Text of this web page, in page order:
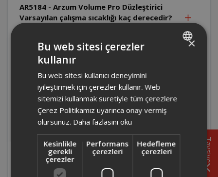
AR5184 - Arzum Volume Pro Düzleştirici
Varsayılan çalışma sıcaklığı kaç derecedir?
AR5184 - Arzum Volume Pro Düzleştirici
Ürünün ömrü ne kadardır?
AR5184 - Arzum Volume Pro Düzleştirici
Ürünün çalışma voltajı nedir?
AR5184 - Arzum Volume Pro Düzleştirici
AR5184 - Arzum Volume Pro Düzleştirici Tuş
kilidi özelliği var mıdır?
Tavsiye
×
Bu web sitesi çerezler
kullanır
Bu web sitesi kullanıcı deneyimini
iyileştirmek için çerezler kullanır. Web
sitemizi kullanmak suretiyle tüm çerezlere
Çerez Politikamız uyarınca onay vermiş
olursunuz. Daha fazlasını oku
Kesinlikle
gerekli
çerezler
Performans
çerezleri
Hedefleme
çerezleri